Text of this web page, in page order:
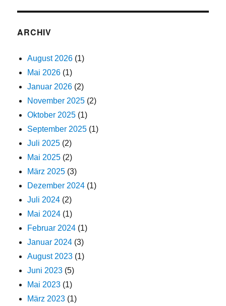
ARCHIV
August 2026 (1)
Mai 2026 (1)
Januar 2026 (2)
November 2025 (2)
Oktober 2025 (1)
September 2025 (1)
Juli 2025 (2)
Mai 2025 (2)
März 2025 (3)
Dezember 2024 (1)
Juli 2024 (2)
Mai 2024 (1)
Februar 2024 (1)
Januar 2024 (3)
August 2023 (1)
Juni 2023 (5)
Mai 2023 (1)
März 2023 (1)